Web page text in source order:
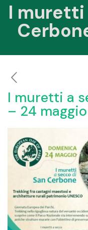
I muretti
I muretti a
– 24 maggio